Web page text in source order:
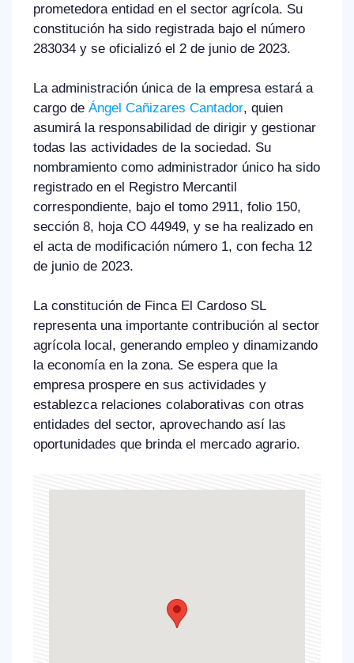
prometedora entidad en el sector agrícola. Su
constitución ha sido registrada bajo el número
283034 y se oficializó el 2 de junio de 2023.
La administración única de la empresa estará a
cargo de Ángel Cañizares Cantador, quien
asumirá la responsabilidad de dirigir y gestionar
todas las actividades de la sociedad. Su
nombramiento como administrador único ha sido
registrado en el Registro Mercantil
correspondiente, bajo el tomo 2911, folio 150,
sección 8, hoja CO 44949, y se ha realizado en
el acta de modificación número 1, con fecha 12
de junio de 2023.
La constitución de Finca El Cardoso SL
representa una importante contribución al sector
agrícola local, generando empleo y dinamizando
la economía en la zona. Se espera que la
empresa prospere en sus actividades y
establezca relaciones colaborativas con otras
entidades del sector, aprovechando así las
oportunidades que brinda el mercado agrario.